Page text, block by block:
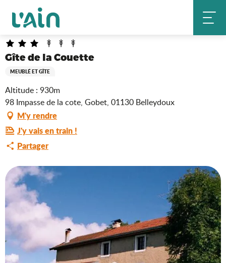
contenu
principal
Accueil Gîte de la Couette
Gîte de la Couette
MEUBLÉ ET GÎTE
Altitude : 930m
98 Impasse de la cote, Gobet, 01130 Belleydoux
M'y rendre
J'y vais en train !
Partager